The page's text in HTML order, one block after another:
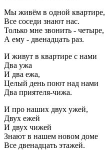
Мы живём в одной квартире,
Все соседи знают нас.
Только мне звонить - четыре,
А ему - двенадцать раз.
И живут в квартире с нами
Два ужа
И два ежа,
Целый день поют над нами
Два приятеля-чижа.
И про наших двух ужей,
Двух ежей
И двух чижей
Знают в нашем новом доме
Все двенадцать этажей.